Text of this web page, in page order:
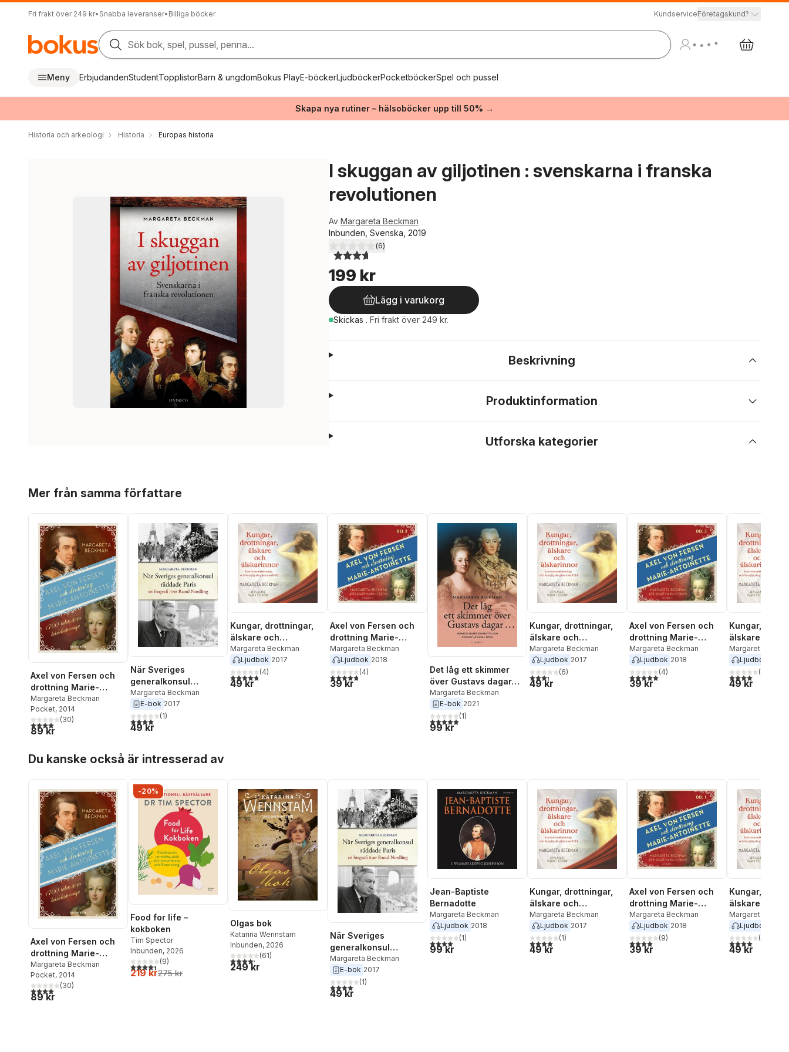
Fri frakt över 249 kr• Snabba leveranser• Billiga böcker KundserviceFöretagskund?
Sök bok, spel, pussel, penna...
Meny ErbjudandenStudentTopplistorBarn & ungdomBokus PlayE-böckerLjudböckerPocketböckerSpel och pussel
Skapa nya rutiner – hälsoböcker upp till 50% →
Historia och arkeologi Historia Europas historia
I skuggan av giljotinen : svenskarna i franska
revolutionen
Av Margareta Beckman
Inbunden, Svenska, 2019
3,7utav 5 stjärnor. Totalt antal röster:
(6)
199 kr
Lägg i varukorg
Skickas . Fri frakt över 249 kr.
Beskrivning
Produktinformation
Utforska kategorier
Mer från samma författare
Axel von Fersen och
drottning Marie-
Antoinette
Margareta Beckman
Pocket, 2014
4,0utav 5 stjärnor. Totalt antal röster:
(30)
89 kr
När Sveriges
generalkonsul
räddade Paris : en
biografi över Raoul
Nordling
Margareta Beckman
E-bok 2017
4,0utav 5 stjärnor. Totalt antal röster:
(1)
49 kr
Kungar, drottningar,
älskare och
älskarinnor - Del 2,
Frankrike
Margareta Beckman
Ljudbok 2017
4,8utav 5 stjärnor. Totalt antal röster:
(4)
49 kr
Axel von Fersen och
drottning Marie-
Antoinette - Del 2
Margareta Beckman
Ljudbok 2018
4,8utav 5 stjärnor. Totalt antal röster:
(4)
39 kr
Det låg ett skimmer
över Gustavs dagar…
Margareta Beckman
E-bok 2021
5,0utav 5 stjärnor. Totalt antal röster:
(1)
99 kr
Kungar, drottningar,
älskare och
älskarinnor - Del 1,
Sverige
Margareta Beckman
Ljudbok 2017
3,3utav 5 stjärnor. Totalt antal röster:
(6)
49 kr
Axel von Fersen och
drottning Marie-
Antoinette - Del 3
Margareta Beckman
Ljudbok 2018
5,0utav 5 stjärnor. Totalt antal röster:
(4)
39 kr
Kungar,
älskare och
älskarinnor -
England
Margareta
Ljudbok
4,0utav 5(
49 kr
Du kanske också är intresserad av
Axel von Fersen och
drottning Marie-
Antoinette
Margareta Beckman
Pocket, 2014
4,0utav 5 stjärnor. Totalt antal röster:
(30)
89 kr
-20%
Food for life –
kokboken
Tim Spector
Inbunden, 2026
4,4utav 5 stjärnor. Totalt antal röster:
(9)
219 kr275 kr
Olgas bok
Katarina Wennstam
Inbunden, 2026
4,2utav 5 stjärnor. Totalt antal röster:
(61)
249 kr
När Sveriges
generalkonsul
räddade Paris : en
biografi över Raoul
Nordling
Margareta Beckman
E-bok 2017
4,0utav 5 stjärnor. Totalt antal röster:
(1)
49 kr
Jean-Baptiste
Bernadotte
Margareta Beckman
Ljudbok 2018
4,0utav 5 stjärnor. Totalt antal röster:
(1)
99 kr
Kungar, drottningar,
älskare och
älskarinnor - Del 5,
Ryssland
Margareta Beckman
Ljudbok 2017
4,0utav 5 stjärnor. Totalt antal röster:
(1)
49 kr
Axel von Fersen och
drottning Marie-
Antoinette - Del 1
Margareta Beckman
Ljudbok 2018
4,0utav 5 stjärnor. Totalt antal röster:
(9)
39 kr
Kungar,
älskare och
älskarinnor -
Danmark
Margareta
Ljudbok
4,0utav 5(
49 kr